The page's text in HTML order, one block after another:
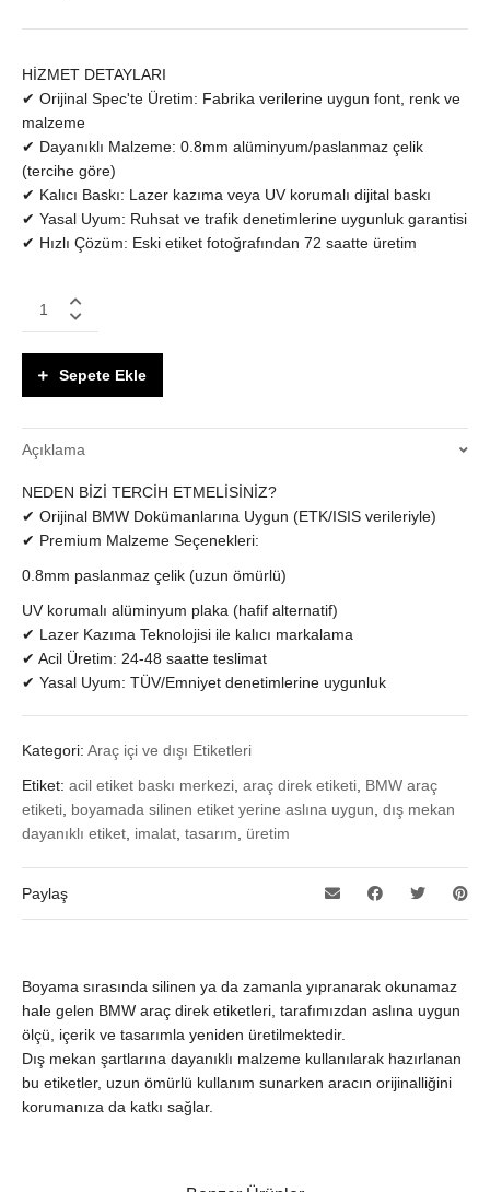
HİZMET DETAYLARI
✔ Orijinal Spec'te Üretim: Fabrika verilerine uygun font, renk ve
malzeme
✔ Dayanıklı Malzeme: 0.8mm alüminyum/paslanmaz çelik
(tercihe göre)
✔ Kalıcı Baskı: Lazer kazıma veya UV korumalı dijital baskı
✔ Yasal Uyum: Ruhsat ve trafik denetimlerine uygunluk garantisi
✔ Hızlı Çözüm: Eski etiket fotoğrafından 72 saatte üretim
ARAÇ
STANDARTLARDA
YENİLEME
quantity
Sepete Ekle
Açıklama
NEDEN BİZİ TERCİH ETMELİSİNİZ?
✔ Orijinal BMW Dokümanlarına Uygun (ETK/ISIS verileriyle)
✔ Premium Malzeme Seçenekleri:
0.8mm paslanmaz çelik (uzun ömürlü)
UV korumalı alüminyum plaka (hafif alternatif)
✔ Lazer Kazıma Teknolojisi ile kalıcı markalama
✔ Acil Üretim: 24-48 saatte teslimat
✔ Yasal Uyum: TÜV/Emniyet denetimlerine uygunluk
Kategori: Araç içi ve dışı Etiketleri
Etiket: acil etiket baskı merkezi araç direk etiketi BMW araç
etiketi boyamada silinen etiket yerine aslına uygun dış mekan
dayanıklı etiket imalat tasarım üretim
Paylaş
Boyama sırasında silinen ya da zamanla yıpranarak okunamaz
hale gelen BMW araç direk etiketleri, tarafımızdan aslına uygun
ölçü, içerik ve tasarımla yeniden üretilmektedir.
Dış mekan şartlarına dayanıklı malzeme kullanılarak hazırlanan
bu etiketler, uzun ömürlü kullanım sunarken aracın orijinalliğini
korumanıza da katkı sağlar.